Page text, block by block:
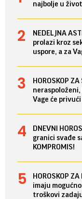
najbolje u
NEDELJNA
prolazi kroz
uspore, a za
HOROSKOP
neraspoloženi,
Vage će
DNEVNI
granici svađe
KOMPROMIS!
HOROSKOP
imaju
troškovi